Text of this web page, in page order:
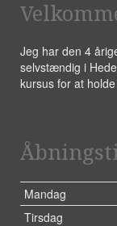
Jeg har den 4
selvstændig i
kursus for at
Mandag
Tirsdag